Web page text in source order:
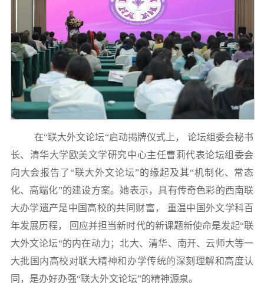
在“联大外文论坛“启动揭牌仪式上， 论坛组委会秘书
长、清华大学欧美文学研究中心主任曹莉代表论坛组委会
向大会报告了“联大外文论坛”的缘起及其“机制化、常态
化、高端化”的建设方案。她表示，具有传奇色彩的西南联
大办学遗产是中国高校的共同财富， 重温中国外文学科百
年发展历程， 回应并担当新时代的新课题新使命是发起“联
大外文论坛“的内在动力；北大、清华、南开、云师大等一
大批国内高校对联大精神和办学传统的深刻理解和高度认
同，是办好办强“联大外文论坛”的精神源泉。